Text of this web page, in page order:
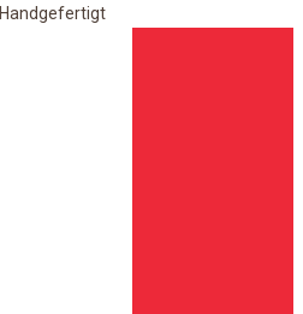
Handgefertigt